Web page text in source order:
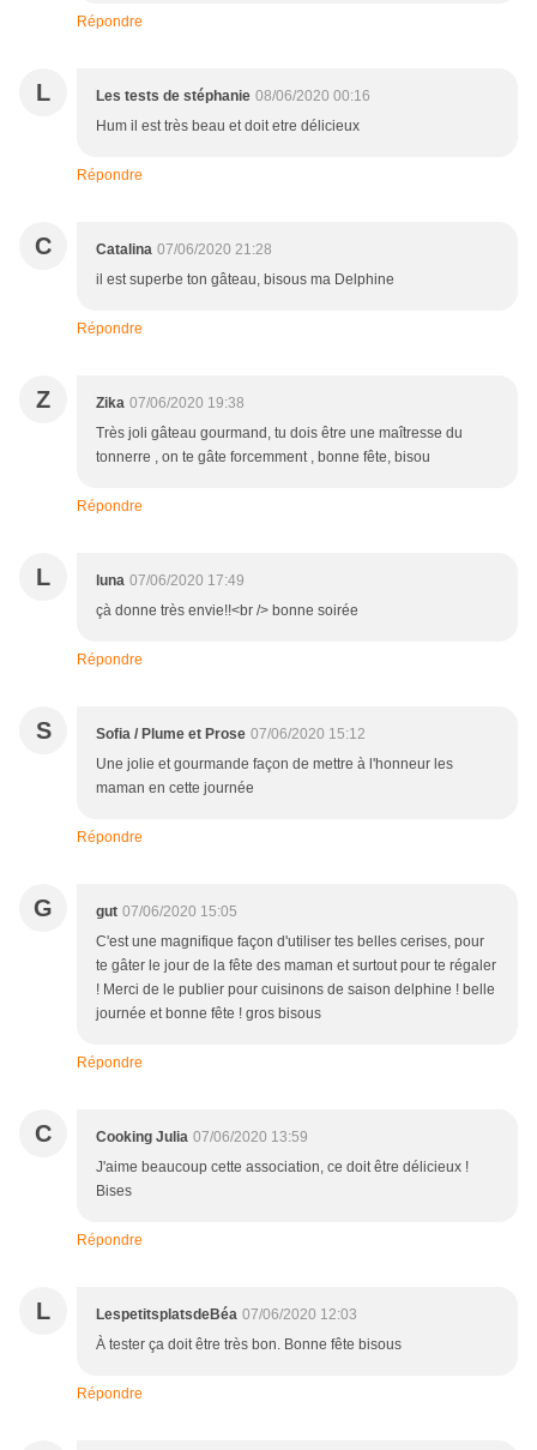
Répondre
L Les tests de stéphanie 08/06/2020 00:16
Hum il est très beau et doit etre délicieux
Répondre
C Catalina 07/06/2020 21:28
il est superbe ton gâteau, bisous ma Delphine
Répondre
Z Zika 07/06/2020 19:38
Très joli gâteau gourmand, tu dois être une maîtresse du
tonnerre , on te gâte forcemment , bonne fête, bisou
Répondre
L luna 07/06/2020 17:49
çà donne très envie!!<br /> bonne soirée
Répondre
S Sofia / Plume et Prose 07/06/2020 15:12
Une jolie et gourmande façon de mettre à l'honneur les
maman en cette journée
Répondre
G gut 07/06/2020 15:05
C'est une magnifique façon d'utiliser tes belles cerises, pour
te gâter le jour de la fête des maman et surtout pour te régaler
! Merci de le publier pour cuisinons de saison delphine ! belle
journée et bonne fête ! gros bisous
Répondre
C Cooking Julia 07/06/2020 13:59
J'aime beaucoup cette association, ce doit être délicieux !
Bises
Répondre
L LespetitsplatsdeBéa 07/06/2020 12:03
À tester ça doit être très bon. Bonne fête bisous
Répondre